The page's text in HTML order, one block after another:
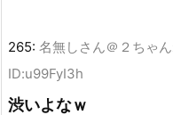
265: 名無しさん＠２ちゃ
ID:u99FyI3h
渋いよなｗ